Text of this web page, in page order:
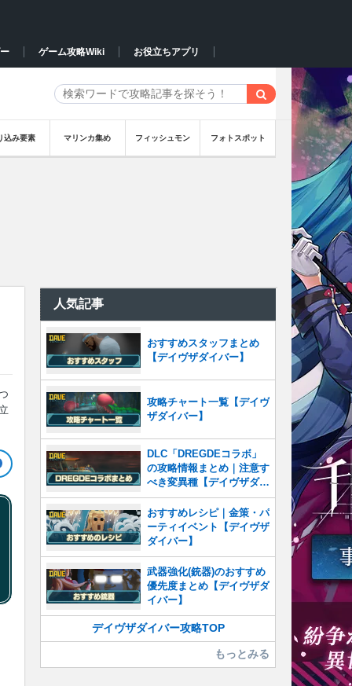
ゲーム攻略Wiki お役立ちアプリ
込み要素 マリンカ集め フィッシュモン フォトスポット
人気記事
おすすめスタッフまとめ
【デイヴザダイバー】
攻略チャート一覧【デイヴ
ザダイバー】
DLC「DREGDEコラボ」
の攻略情報まとめ｜注意す
べき変異種【デイヴザダイ
バー】
おすすめレシピ｜金策・パ
ーティイベント【デイヴザ
ダイバー】
武器強化(銃器)のおすすめ
優先度まとめ【デイヴザダ
イバー】
デイヴザダイバー攻略TOP
もっとみる